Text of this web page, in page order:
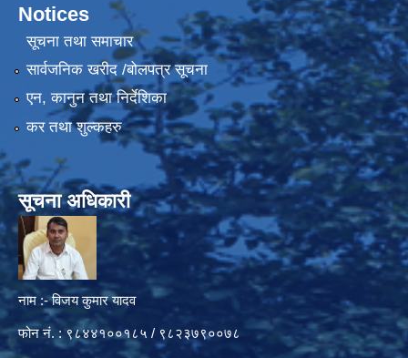
Notices
सूचना तथा समाचार
सार्वजनिक खरीद /बोलपत्र सूचना
एन, कानुन तथा निर्देशिका
कर तथा शुल्कहरु
सूचना अधिकारी
नाम :- विजय कुमार यादव
फोन नं. : ९८४४१००१८५ / ९८२३७९००७८